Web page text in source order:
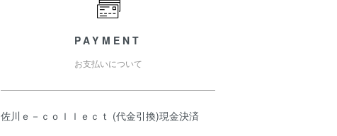
PAYMENT
お支払いについて
佐川ｅ－ｃｏｌｌｅｃｔ (代金引換)現金決済